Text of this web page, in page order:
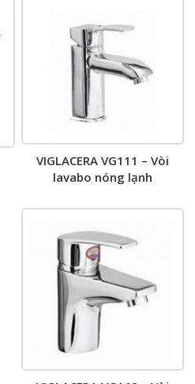
VIGLACERA VG111 – Vòi
lavabo nóng lạnh